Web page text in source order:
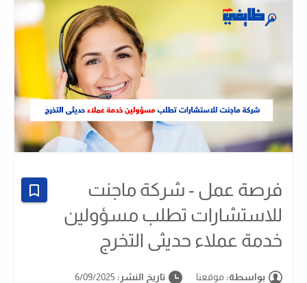
فرصة عمل - شركة ماجنت
للاستشارات تطلب مسؤولين
خدمة عملاء حديثى التخرج
بواسطة: موقعنا تاريخ النشر: 6/09/2025